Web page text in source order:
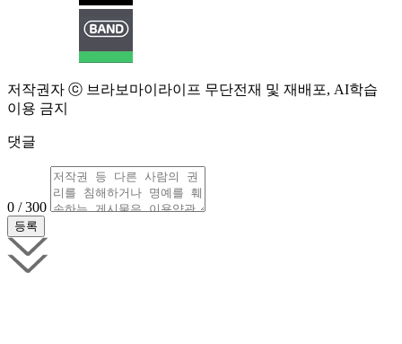
저작권자 ⓒ 브라보마이라이프 무단전재 및 재배포, AI학습
이용 금지
댓글
0 / 300